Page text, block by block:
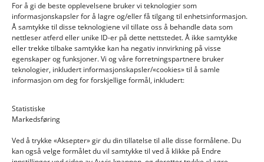
For å gi de beste opplevelsene bruker vi teknologier som
informasjonskapsler for å lagre og/eller få tilgang til enhetsinformasjon.
Å samtykke til disse teknologiene vil tillate oss å behandle data som
nettleser atferd eller unike ID-er på dette nettstedet. Å ikke samtykke
eller trekke tilbake samtykke kan ha negativ innvirkning på visse
egenskaper og funksjoner. Vi og våre forretningspartnere bruker
teknologier, inkludert informasjonskapsler/«cookies» til å samle
informasjon om deg for forskjellige formål, inkludert:
Statistiske
Markedsføring
Ved å trykke «Aksepter» gir du din tillatelse til alle disse formålene. Du
kan også velge formålet du vil samtykke til ved å klikke på Endre